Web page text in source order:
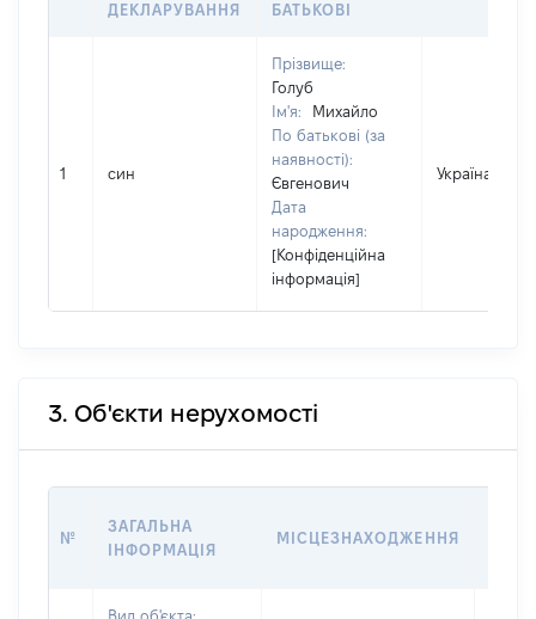
ДЕКЛАРУВАННЯ
БАТЬКОВІ
1 син
Прізвище:
Голуб
Ім'я:
Михайло
По батькові (за
наявності):
Євгенович
Дата
народження:
[Конфіденційна
інформація]
Україна
3. Об'єкти нерухомості
№
ЗАГАЛЬНА
ІНФОРМАЦІЯ
МІСЦЕЗНАХОДЖЕННЯ
Вид об'єкта: